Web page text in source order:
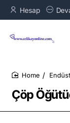
Hesap
Çöp